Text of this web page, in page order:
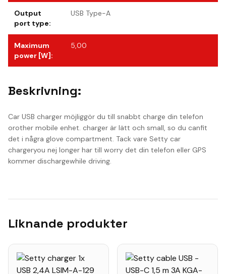
Output
port type:
USB Type-A
Maximum
power [W]:
5,00
Beskrivning:
Car USB charger möjliggör du till snabbt charge din telefon
orother mobile enhet. charger är lätt och small, so du canfit
det i några glove compartment. Tack vare Setty car
chargeryou nej longer har till worry det din telefon eller GPS
kommer dischargewhile driving.
Liknande produkter